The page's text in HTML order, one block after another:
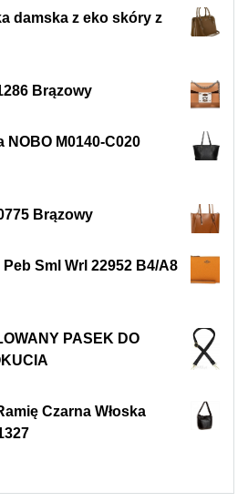
damska z eko skóry z
Brązowy
M0140-C020
Brązowy
Sml Wrl 22952 B4/A8
PASEK DO
Czarna Włoska